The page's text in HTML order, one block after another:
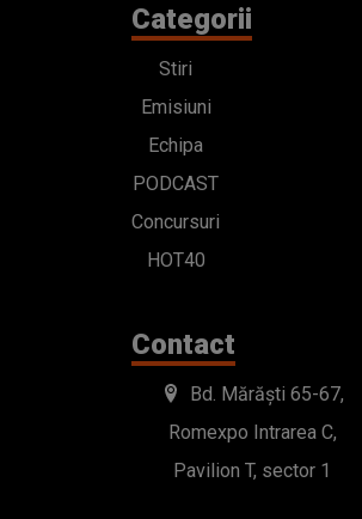
Categorii
Stiri
Emisiuni
Echipa
PODCAST
Concursuri
HOT40
Contact
Bd. Mărăști 65-67,
Romexpo Intrarea C,
Pavilion T, sector 1